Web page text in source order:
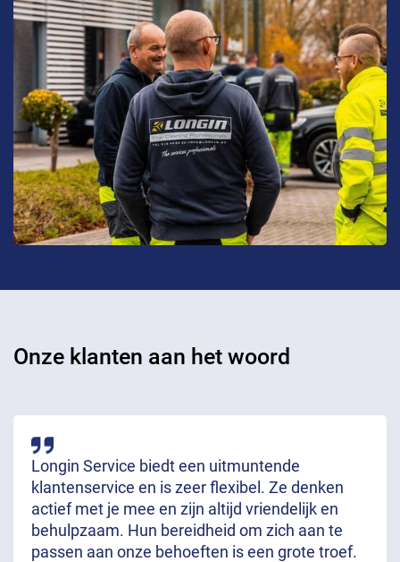
Onze klanten aan het woord
Longin Service biedt een uitmuntende
klantenservice en is zeer flexibel. Ze denken
actief met je mee en zijn altijd vriendelijk en
behulpzaam. Hun bereidheid om zich aan te
passen aan onze behoeften is een grote troef.